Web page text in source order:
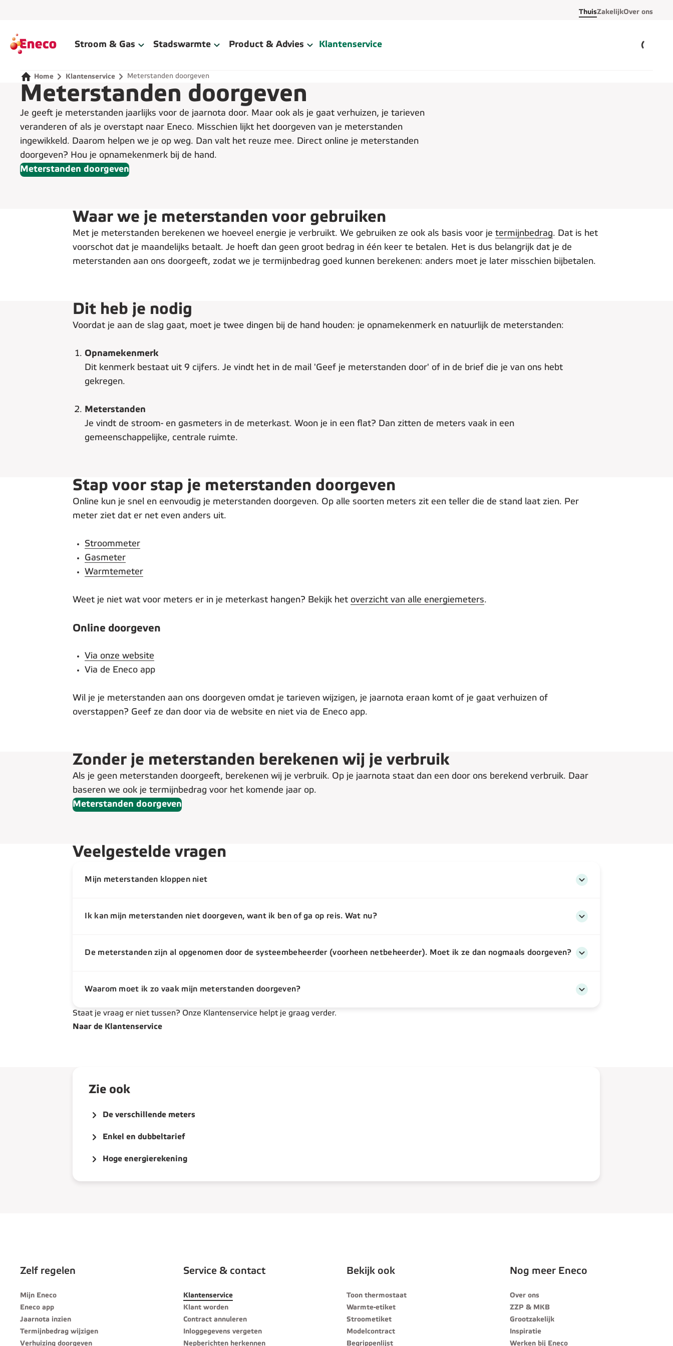
ThuisZakelijkOver ons
Home Stroom & Gas Stadswarmte Product & Advies Klantenservice
Home Klantenservice Meterstanden doorgeven
Meterstanden doorgeven
Je geeft je meterstanden jaarlijks voor de jaarnota door. Maar ook als je gaat verhuizen, je tarieven
veranderen of als je overstapt naar Eneco. Misschien lijkt het doorgeven van je meterstanden
ingewikkeld. Daarom helpen we je op weg. Dan valt het reuze mee. Direct online je meterstanden
doorgeven? Hou je opnamekenmerk bij de hand.
Meterstanden doorgeven
Waar we je meterstanden voor gebruiken
Met je meterstanden berekenen we hoeveel energie je verbruikt. We gebruiken ze ook als basis voor jetermijnbedrag. Dat is het
voorschot dat je maandelijks betaalt. Je hoeft dan geen groot bedrag in één keer te betalen. Het is dus belangrijk dat je de
meterstanden aan ons doorgeeft, zodat we je termijnbedrag goed kunnen berekenen: anders moet je later misschien bijbetalen.
Dit heb je nodig
Voordat je aan de slag gaat, moet je twee dingen bij de hand houden: je opnamekenmerk en natuurlijk de meterstanden:
Opnamekenmerk
Dit kenmerk bestaat uit 9 cijfers. Je vindt het in de mail 'Geef je meterstanden door' of in de brief die je van ons hebt
gekregen.
Meterstanden
Je vindt de stroom- en gasmeters in de meterkast. Woon je in een flat? Dan zitten de meters vaak in een
gemeenschappelijke, centrale ruimte.
Stap voor stap je meterstanden doorgeven
Online kun je snel en eenvoudig je meterstanden doorgeven. Op alle soorten meters zit een teller die de stand laat zien. Per
meter ziet dat er net even anders uit.
Stroommeter
Gasmeter
Warmtemeter
Weet je niet wat voor meters er in je meterkast hangen? Bekijk het overzicht van alle energiemeters.
Online doorgeven
Via onze website
Via de Eneco app
Wil je je meterstanden aan ons doorgeven omdat je tarieven wijzigen, je jaarnota eraan komt of je gaat verhuizen of
overstappen? Geef ze dan door via de website en niet via de Eneco app.
Zonder je meterstanden berekenen wij je verbruik
Als je geen meterstanden doorgeeft, berekenen wij je verbruik. Op je jaarnota staat dan een door ons berekend verbruik. Daar
baseren we ook je termijnbedrag voor het komende jaar op.
Meterstanden doorgeven
Veelgestelde vragen
Mijn meterstanden kloppen niet
Ik kan mijn meterstanden niet doorgeven, want ik ben of ga op reis. Wat nu?
De meterstanden zijn al opgenomen door de systeembeheerder (voorheen netbeheerder). Moet ik ze dan nogmaals doorgeven?
Waarom moet ik zo vaak mijn meterstanden doorgeven?
Staat je vraag er niet tussen? Onze Klantenservice helpt je graag verder.
Naar de Klantenservice
Zie ook
De verschillende meters
Enkel en dubbeltarief
Hoge energierekening
Zelf regelen
Mijn Eneco
Eneco app
Jaarnota inzien
Termijnbedrag wijzigen
Verhuizing doorgeven
Service & contact
Klantenservice
Klant worden
Contract annuleren
Inloggegevens vergeten
Nepberichten herkennen
Bekijk ook
Toon thermostaat
Warmte-etiket
Stroometiket
Modelcontract
Begrippenlijst
Nog meer Eneco
Over ons
ZZP & MKB
Grootzakelijk
Inspiratie
Werken bij Eneco